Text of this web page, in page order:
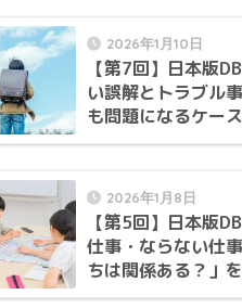
2026年1月10日
【第7回】日本版
い誤解とトラブル
も問題になるケー
防ぐポイントを解
2026年1月8日
【第5回】日本版
仕事・ならない仕
ちは関係ある？」
ックします〜